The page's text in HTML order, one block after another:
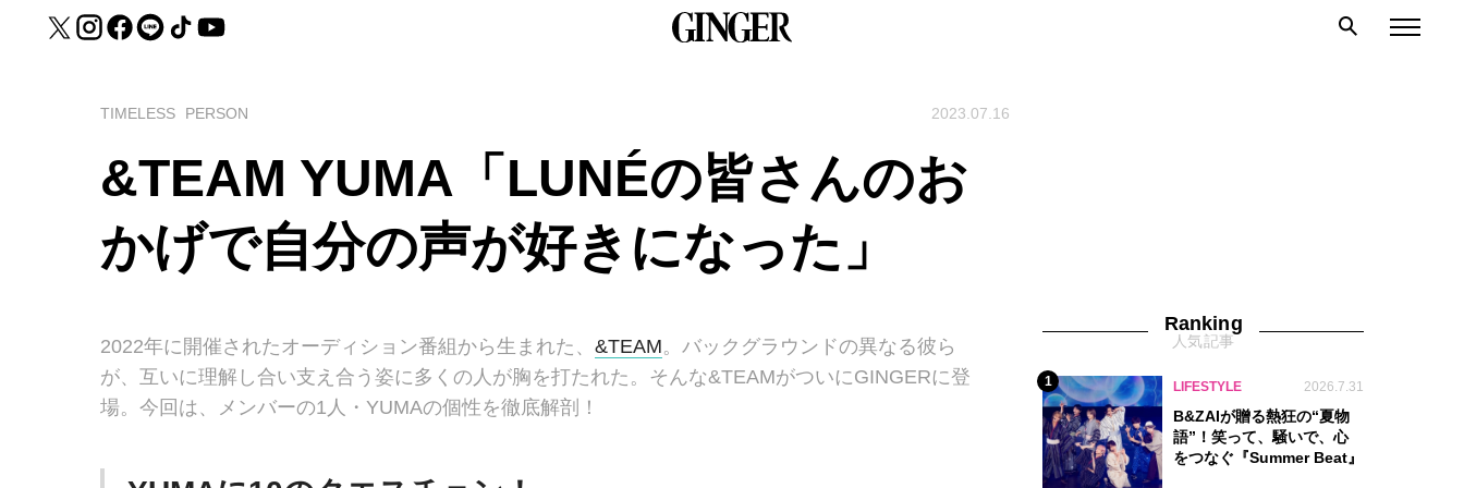
TIMELESS PERSON 2023.07.16
&TEAM YUMA「LUNÉの皆さんのお
かげで自分の声が好きになった」
2022年に開催されたオーディション番組から生まれた、 &TEAM。バックグラウンドの異なる彼ら
が、互いに理解し合い支え合う姿に多くの人が胸を打たれた。そんな&TEAMがついにGINGERに登
場。今回は、メンバーの1人・YUMAの個性を徹底解剖！
Ranking
人気記事
1 LIFESTYLE 2026.7.31
B&ZAIが贈る熱狂の“夏物
語”！笑って、騒いで、心
をつなぐ『Summer Beat』